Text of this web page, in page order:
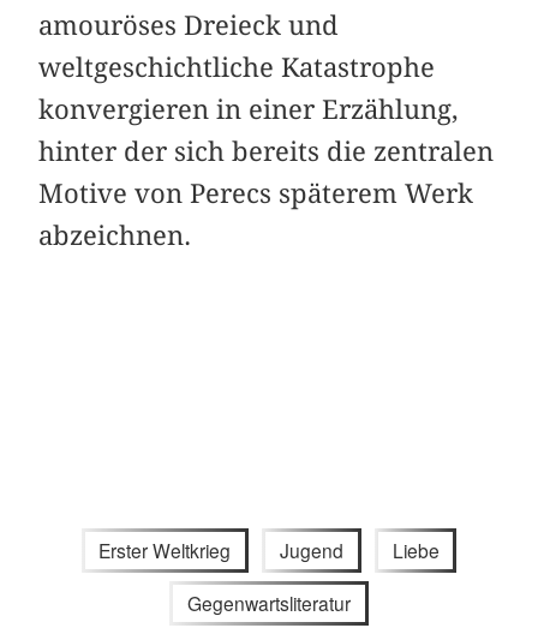
amouröses Dreieck und
weltgeschichtliche Katastrophe
konvergieren in einer Erzählung,
hinter der sich bereits die zentralen
Motive von Perecs späterem Werk
abzeichnen.
Erster Weltkrieg Jugend Liebe
Gegenwartsliteratur